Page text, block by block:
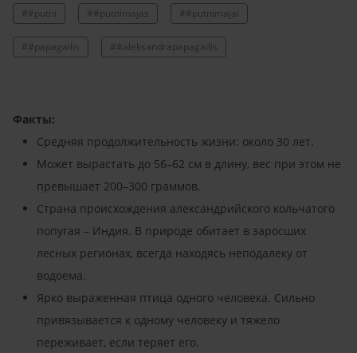
##putni ##putnimajas ##putnimajai
##papagailis ##aleksandrapapagailis
Факты:
Средняя продолжительность жизни: около 30 лет.
Может вырастать до 56–62 см в длину, вес при этом не
превышает 200–300 граммов.
Страна происхождения александрийского кольчатого
попугая – Индия. В природе обитает в заросших
лесных регионах, всегда находясь неподалеку от
водоема.
Ярко выраженная птица одного человека. Сильно
привязывается к одному человеку и тяжело
переживает, если теряет его.